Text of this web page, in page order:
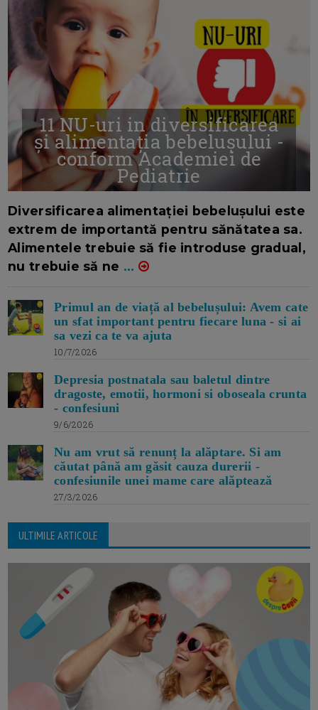
11 NU-uri in diversificarea
și alimentația bebelușului -
conform Academiei de
Pediatrie
Diversificarea alimentației bebelușului este
extrem de importantă pentru sănătatea sa.
Alimentele trebuie să fie introduse gradual,
nu trebuie să ne ...
Primul an de viață al bebelușului: Avem cate
un sfat important pentru fiecare luna - si ai
sa vezi ca te va ajuta
10/7/2026
Depresia postnatala sau baletul dintre
dragoste, emotii, hormoni si oboseala crunta
- confesiuni
9/6/2026
Nu am vrut să renunț la alăptare. Si am
căutat până am găsit cauza durerii -
confesiunile unei mame care alăptează
27/3/2026
ULTIMILE ARTICOLE